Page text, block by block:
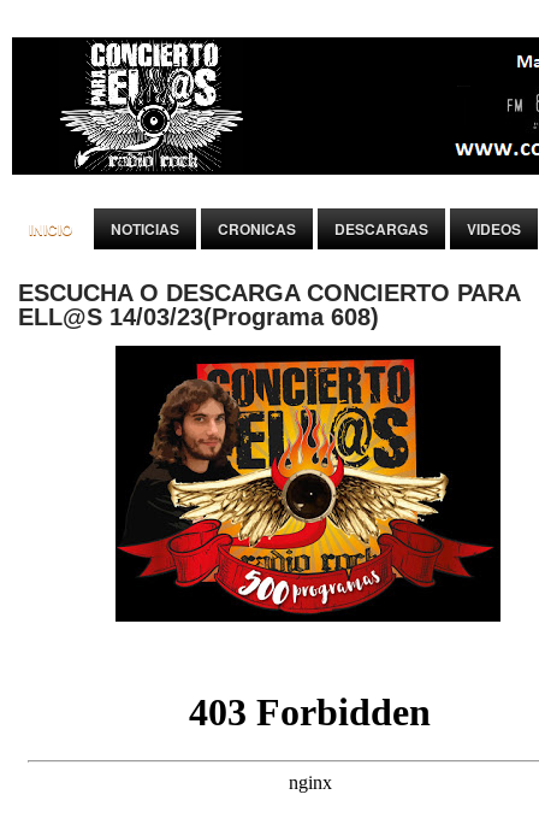
INICIO NOTICIAS CRONICAS DESCARGAS VIDEOS
ESCUCHA O DESCARGA CONCIERTO PARA
ELL@S 14/03/23(Programa 608)